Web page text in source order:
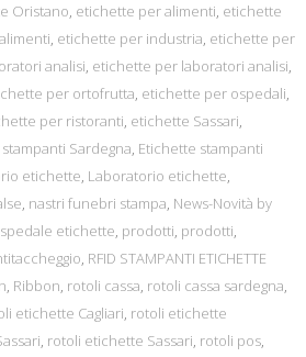
Oristano, etichette per alimenti, etichette
, etichette per industria, etichette per
analisi, etichette per laboratori analisi,
per ortofrutta, etichette per ospedali,
per ristoranti, etichette Sassari,
Sardegna, Etichette stampanti
etichette, Laboratorio etichette,
, nastri funebri stampa, News-Novità by
etichette, prodotti, prodotti,
, RFID STAMPANTI ETICHETTE
, Ribbon, rotoli cassa, rotoli cassa sardegna,
etichette Cagliari, rotoli etichette
, rotoli etichette Sassari, rotoli pos,